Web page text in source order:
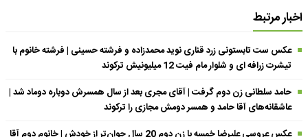
اخبار مرتبط
عکس ست تابستونی زرد قناری نوید محمدزاده و فرشته حسینی | فرشته خانوم با
تیشرت زرافه ای و شلوار مام فیت 12 میلیونیش ترکوند
حامد سلطانی زن دوم گرفت | آقای مجری بعد از سال همسرش دوباره دوماد شد |
عاشقانه‌های آقا حامد و همسر دومش مجازی را ترکوند
عکس عروسی علیرضا خمسه با زن دوم 20 سال جوان‌تر از خودش | خانوم دوم آقا